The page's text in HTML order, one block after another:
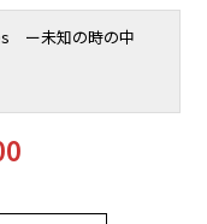
ー未知の時の中